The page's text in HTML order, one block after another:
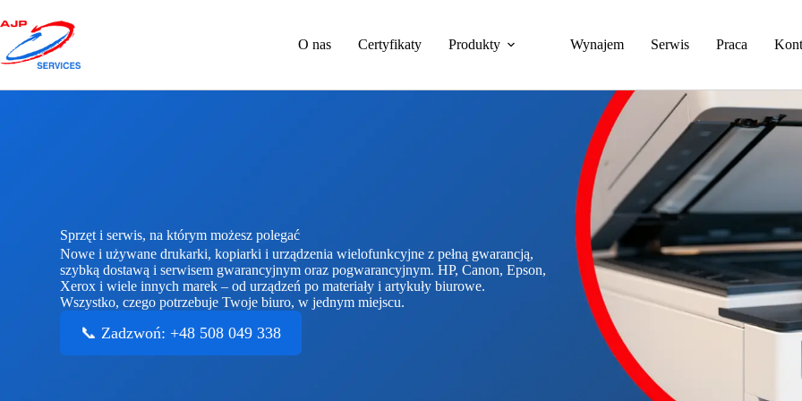
O nas Certyfikaty Produkty Wynajem Serwis Praca
Sprzęt i serwis, na którym możesz polegać
Nowe i używane drukarki, kopiarki i urządzenia wielofunkcyjne z pełną gwarancją,
szybką dostawą i serwisem gwarancyjnym oraz pogwarancyjnym. HP, Canon, Epson,
Xerox i wiele innych marek – od urządzeń po materiały i artykuły biurowe.
Wszystko, czego potrzebuje Twoje biuro, w jednym miejscu.
📞 Zadzwoń: +48 508 049 338